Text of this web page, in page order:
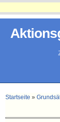
Startseite »